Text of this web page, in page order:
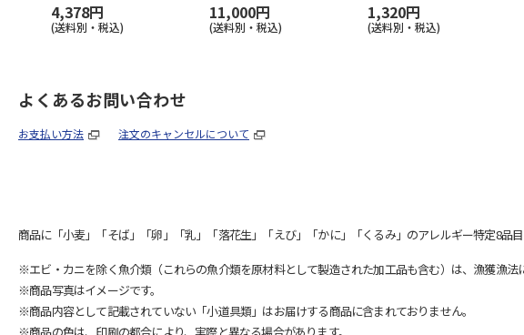
4,378円
(送料別・税込)
11,000円
(送料別・税込)
1,320円
(送料別・税込)
よくあるお問い合わせ
お支払い方法 注文のキャンセルについて
商品に「小麦」「そば」「卵」「乳」「落花生」「えび」「かに」「くるみ」のアレルギー特定8品
※エビ・カニを除く魚介類（これらの魚介類を原材料として製造された加工品も含む）は、漁獲漁
※商品写真はイメージです。
※商品内容として記載されていない「小道具類」はお届けする商品に含まれておりません。